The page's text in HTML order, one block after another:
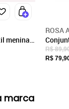
menina
ROSA
Menina
R$
R$
marca